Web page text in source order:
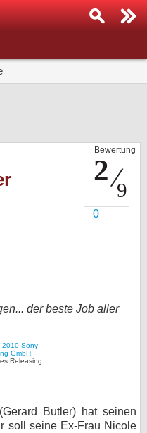
Bewertung
0
der beste Job aller
Releasing
Butler) hat seinen
soll seine Ex-Frau Nicole
suchen...